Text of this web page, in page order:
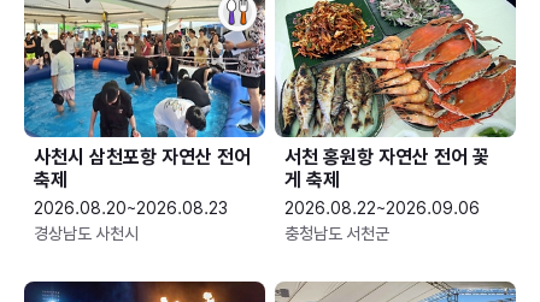
사천시 삼천포항 자연산 전어
축제
2026.08.20~2026.08.23
경상남도 사천시
서천 홍원항 자연산 전어 꽃
게 축제
2026.08.22~2026.09.06
충청남도 서천군